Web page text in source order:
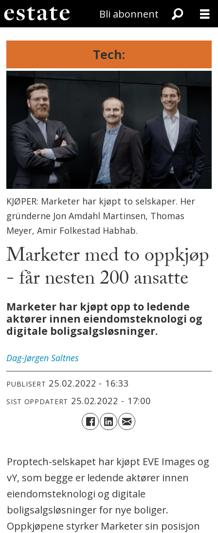
Bli abonnent
Tech:
KJØPER: Marketer har kjøpt to selskaper. Her
gründerne Jon Amdahl Martinsen, Thomas
Meyer, Amir Folkestad Habhab.
Marketer med to oppkjøp
- får nesten 200 ansatte
Marketer har kjøpt opp to ledende
aktører innen eiendomsteknologi og
digitale boligsalgsløsninger.
Dag-Jørgen Saltnes
PUBLISERT 25.02.2022 - 16:33
SIST OPPDATERT 25.02.2022 - 17:00
Proptech-selskapet har kjøpt EVE Images og
vY, som begge er ledende aktører innen
eiendomsteknologi og digitale
boligsalgsløsninger for nye boliger.
Oppkjøpene styrker Marketer sin posisjon